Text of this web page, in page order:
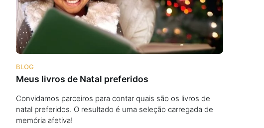
Podcast
Assine
Taba na Escola
BLOG
Meus livros de Natal preferidos
Convidamos parceiros para contar quais são os livros de
natal preferidos. O resultado é uma seleção carregada de
memória afetiva!